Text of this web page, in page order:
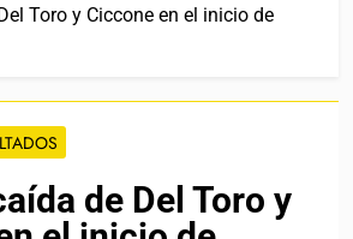
Toro y Ciccone en el inicio de
de Del Toro y